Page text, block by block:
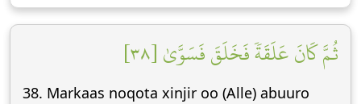
ثُمَّ كَانَ عَلَقَةٗ فَخَلَقَ فَسَوَّىٰ [٣٨]
38. Markaas noqota xinjir oo (Alle) abuuro